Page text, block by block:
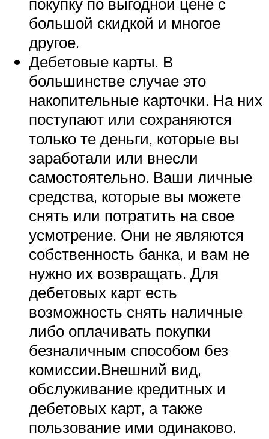
покупку по выгодной цене с
большой скидкой и многое
другое.
Дебетовые карты. В
большинстве случае это
накопительные карточки. На них
поступают или сохраняются
только те деньги, которые вы
заработали или внесли
самостоятельно. Ваши личные
средства, которые вы можете
снять или потратить на свое
усмотрение. Они не являются
собственность банка, и вам не
нужно их возвращать. Для
дебетовых карт есть
возможность снять наличные
либо оплачивать покупки
безналичным способом без
комиссии.Внешний вид,
обслуживание кредитных и
дебетовых карт, а также
пользование ими одинаково.